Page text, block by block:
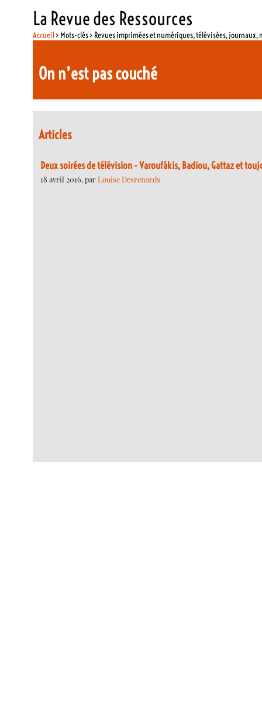
La Revue des Ressources
Accueil> Mots-clés > Revues imprimées et numériques, télévisées, journaux,
On n’est pas couché
Articles
Deux soirées de télévision - Varoufákis, Badiou, Gattaz et
18 avril 2016, parLouise Desrenards